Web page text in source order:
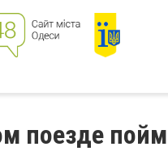
поезде